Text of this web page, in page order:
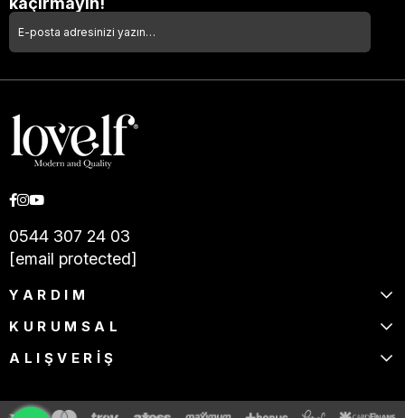
0544 307 24 03
[email protected]
YARDIM
KURUMSAL
ALIŞVERİŞ